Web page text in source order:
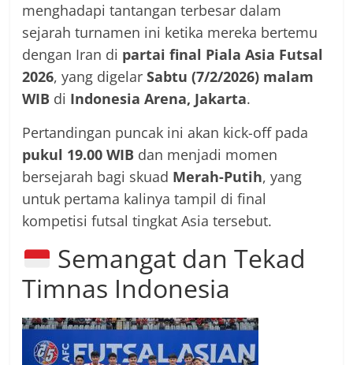
menghadapi tantangan terbesar dalam
sejarah turnamen ini ketika mereka bertemu
dengan Iran di partai final Piala Asia Futsal
2026, yang digelarSabtu (7/2/2026) malam
WIB di Indonesia Arena, Jakarta.
Pertandingan puncak ini akan kick-off pada
pukul 19.00 WIB dan menjadi momen
bersejarah bagi skuad Merah-Putih, yang
untuk pertama kalinya tampil di final
kompetisi futsal tingkat Asia tersebut.
Semangat dan Tekad
Timnas Indonesia